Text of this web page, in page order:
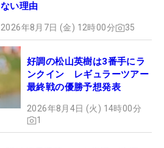
ない理由
2026年8月7日 (金) 12時00分 35
好調の松山英樹は3番手にラ
ンクイン レギュラーツアー
最終戦の優勝予想発表
2026年8月4日 (火) 14時00分
1